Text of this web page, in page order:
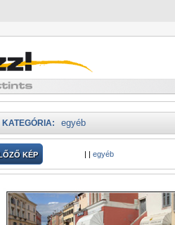
KATEGÓRIA: egyéb
KÉP | | egyéb